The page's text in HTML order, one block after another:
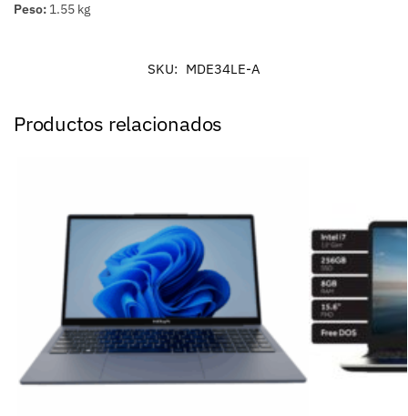
Peso: 1.55 kg
SKU: MDE34LE-A
Productos relacionados